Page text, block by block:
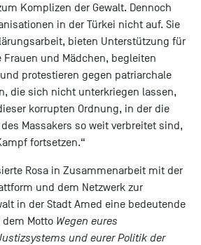
Komplizen der Gewalt. Dennoch
in der Türkei nicht auf. Sie
bieten Unterstützung für
Frauen und Mädchen, begleiten
protestieren gegen patriarchale
die sich nicht unterkriegen lassen,
korrupten Ordnung, in der die
Massakers so weit verbreitet sind,
fortsetzen.“
Rosa in Zusammenarbeit mit der
und dem Netzwerk zur
in der Stadt Amed eine bedeutende
Motto Wegen eures
und eurer Politik der